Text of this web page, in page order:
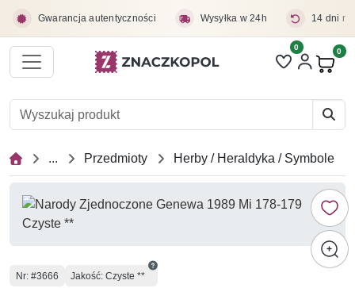
Gwarancja autentyczności Wysyłka w 24h 14 dni
Liczba pozycji
0 0
... Przedmioty Herby / Heraldyka / Symbole
Numer
Nr: #3666 Jakość: Czyste **